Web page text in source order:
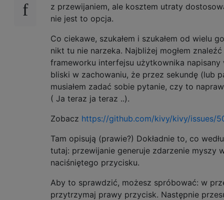
z przewijaniem, ale kosztem utraty
nie jest to opcja.
Co ciekawe, szukałem i szukałem od wielu
nikt tu nie narzeka. Najbliżej mogłem
frameworku interfejsu użytkownika napisany
bliski w zachowaniu, że przez sekundę (lub
musiałem zadać sobie pytanie, czy to
( Ja teraz ja teraz ..).
Zobacz https://github.com/kivy/kivy/issues/
Tam opisują (prawie?) Dokładnie to, co
tutaj: przewijanie generuje zdarzenie myszy
naciśniętego przycisku.
Aby to sprawdzić, możesz spróbować: w
przytrzymaj prawy przycisk. Następnie